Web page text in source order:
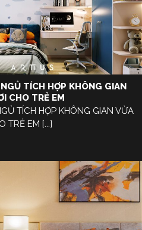
TÍCH HỢP KHÔNG GIAN
CHO TRẺ EM
TÍCH HỢP KHÔNG GIAN VỪA
TRẺ EM [...]